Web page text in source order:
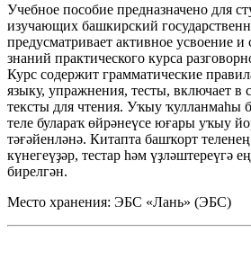
Учебное пособие предназначено для
изучающих башкирский
предусматривает активное усвоение
знаний практического курса
Курс содержит грамматические
языку, упражнения, тесты, включает в
тексты для чтения. Уҡыу ҡулланмаһы
теле булараҡ өйрәнеүсе юғары уҡыу
тәғәйенләнә. Китапта башҡорт
күнегеүҙәр, тестар һәм үҙләштереүгә
бирелгән.
Место хранения: ЭБС «Лань» (ЭБС)